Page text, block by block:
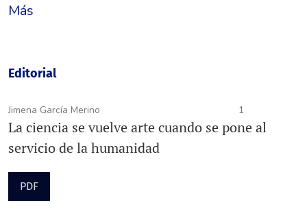
Más
Editorial
Jimena García Merino 1
La ciencia se vuelve arte cuando se pone al
servicio de la humanidad
PDF